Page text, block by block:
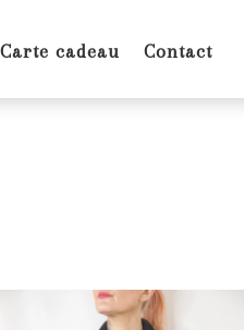
Carte cadeau Contact